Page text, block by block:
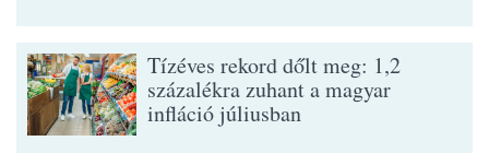
Tízéves rekord dőlt meg: 1,2
százalékra zuhant a magyar
infláció júliusban